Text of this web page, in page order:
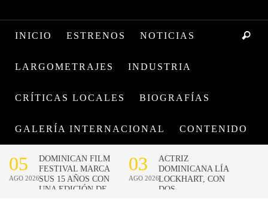
INICIO ESTRENOS NOTICIAS
LARGOMETRAJES INDUSTRIA
CRÍTICAS LOCALES BIOGRAFÍAS
GALERÍA INTERNACIONAL CONTENIDO